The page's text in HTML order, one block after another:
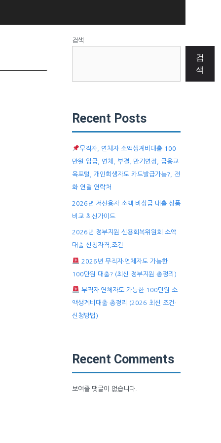
검색
검
색
Recent Posts
무직자, 연체자 소액생계비대출 100
만원 입금, 연체, 부결, 만기연장, 금융교
육포털, 개인회생자도 카드발급가능?, 전
화 연결 연락처
2026년 저신용자 소액 비상금 대출 상품
비교 최신가이드
2026년 정부지원 신용회복위원회 소액
대출 신청자격,조건
2026년 무직자·연체자도 가능한
100만원 대출? (최신 정부지원 총정리)
무직자·연체자도 가능한 100만원 소
액생계비대출 총정리 (2026 최신 조건·
신청방법)
Recent Comments
보여줄 댓글이 없습니다.